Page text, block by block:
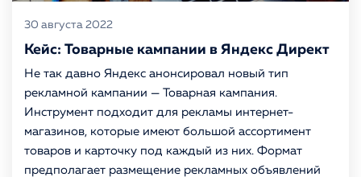
30 августа 2022
Кейс: Товарные кампании в Яндекс Директ
Не так давно Яндекс анонсировал новый тип
рекламной кампании — Товарная кампания.
Инструмент подходит для рекламы интернет-
магазинов, которые имеют большой ассортимент
товаров и карточку под каждый из них. Формат
предполагает размещение рекламных объявлений